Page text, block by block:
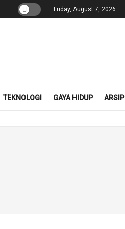
Friday, August 7, 2026
TEKNOLOGI GAYA HIDUP ARSIP